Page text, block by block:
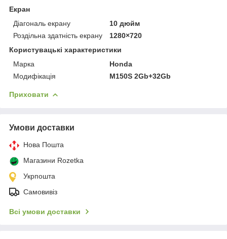
Екран
Діагональ екрану
10 дюйм
Роздільна здатність екрану
1280×720
Користувацькі характеристики
Марка
Honda
Модифікація
M150S 2Gb+32Gb
Приховати
Умови доставки
Нова Пошта
Магазини Rozetka
Укрпошта
Самовивіз
Всі умови доставки